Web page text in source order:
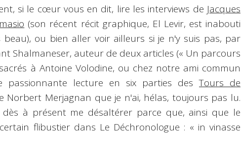
si le cœur vous en dit, lire les interviews de Jacques
(son récent récit graphique, El Levir, est inabouti
beau), ou bien aller voir ailleurs si je n'y suis pas, par
Shalmaneser, auteur de deux articles (« Un parcours
à Antoine Volodine, ou chez notre ami commun
passionnante lecture en six parties desTours de
Norbert Merjagnan que je n'ai, hélas, toujours pas lu.
à présent me désaltérer parce que, ainsi que le
flibustier dans Le Déchronologue : « in vinasse